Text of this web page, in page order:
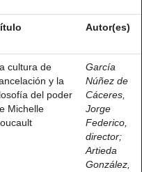
Autor(es)
cultura de
y la
del poder
Michelle
García
Núñez de
Cáceres,
Jorge
Federico,
director;
Artieda
González,